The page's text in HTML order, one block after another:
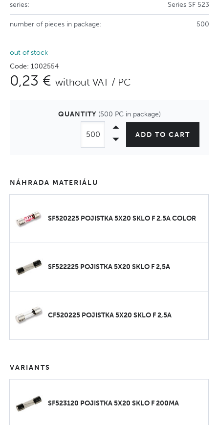
series: Series SF 523
number of pieces in package: 500
out of stock
Code: 1002554
0,23 € without VAT / PC
QUANTITY (500 PC in package)
ADD TO CART
NÁHRADA MATERIÁLU
SF520225 POJISTKA 5X20 SKLO F 2,5A COLOR
SF522225 POJISTKA 5X20 SKLO F 2,5A
CF520225 POJISTKA 5X20 SKLO F 2,5A
VARIANTS
SF523120 POJISTKA 5X20 SKLO F 200MA